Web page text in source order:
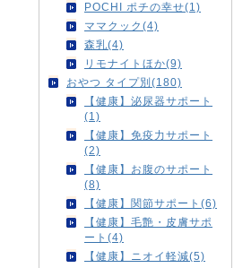
POCHI ポチの幸せ(1)
ママクック(4)
森乳(4)
リモナイトほか(9)
おやつ タイプ別(180)
【健康】泌尿器サポート
(1)
【健康】免疫力サポート
(2)
【健康】お腹のサポート
(8)
【健康】関節サポート(6)
【健康】毛艶・皮膚サポ
ート(4)
【健康】ニオイ軽減(5)